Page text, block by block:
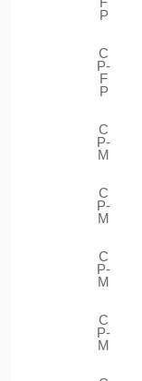
P
C
P-
F
P
C
P-
M
C
P-
M
C
P-
M
C
P-
M